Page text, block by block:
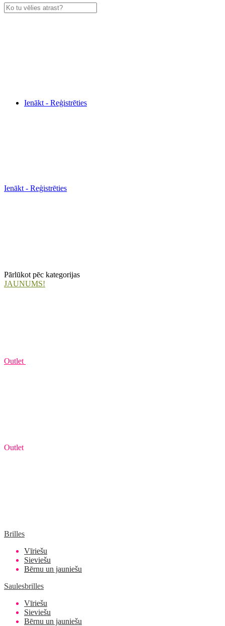
Ienākt - Reģistrēties
Ienākt - Reģistrēties
Pārlūkot pēc kategorijas
JAUNUMS!
Outlet
Outlet
Brilles
Vīriešu
Sieviešu
Bērnu un jauniešu
Saulesbrilles
Vīriešu
Sieviešu
Bērnu un jauniešu